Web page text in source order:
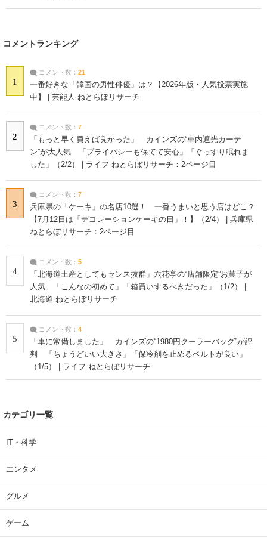
コメントランキング
1
コメント数： 21
一番好きな「韓国の男性俳優」は？【2026年版・人気投票実施
中】 | 芸能人 ねとらぼリサーチ
2
コメント数： 7
「もっと早く買えば良かった」 カインズの“車内遮光カーテ
ン”が大人気 「プライバシーも保てて安心」「ぐっすり眠れま
した」（2/2） | ライフ ねとらぼリサーチ：2ページ目
3
コメント数： 7
兵庫県の「ケーキ」の名店10選！ 一番うまいと思う店はどこ？
【7月12日は「デコレーションケーキの日」！】（2/4） | 兵庫県
ねとらぼリサーチ：2ページ目
4
コメント数： 5
「北海道土産としてもセンス抜群」六花亭の“店舗限定”お菓子が
人気 「こんなの初めて」「箱買いするべきだった」（1/2） |
北海道 ねとらぼリサーチ
5
コメント数： 4
「車に常備しました」 カインズの“1980円クーラーバッグ”が評
判 「ちょうどいい大きさ」「保冷剤を止めるベルトが良い」
（1/5） | ライフ ねとらぼリサーチ
カテゴリ一覧
IT・科学
エンタメ
グルメ
ゲーム